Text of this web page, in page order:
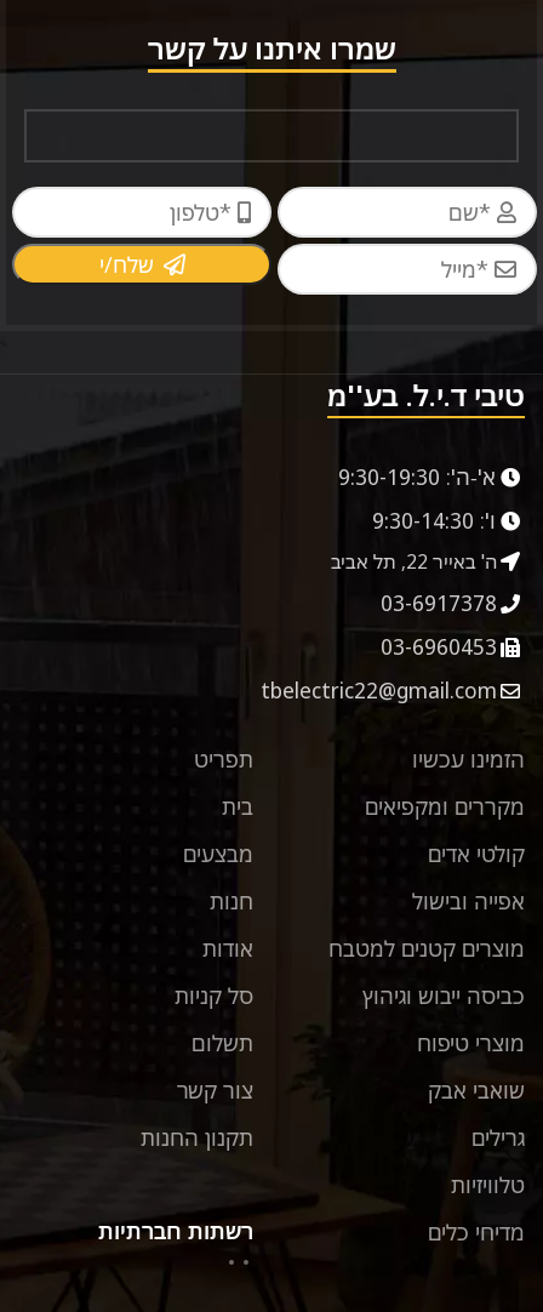
שמרו איתנו על קשר
שלח/י
טיבי ד.י.ל. בע''מ
א'-ה': 9:30-19:30
ו': 9:30-14:30
ה' באייר 22, תל אביב
03-6917378
03-6960453
tbelectric22@gmail.com
תפריט
בית
מבצעים
חנות
אודות
סל קניות
תשלום
צור קשר
תקנון החנות
רשתות חברתיות
הזמינו עכשיו
מקררים ומקפיאים
קולטי אדים
אפייה ובישול
מוצרים קטנים למטבח
כביסה ייבוש וגיהוץ
מוצרי טיפוח
שואבי אבק
גרילים
טלוויזיות
מדיחי כלים